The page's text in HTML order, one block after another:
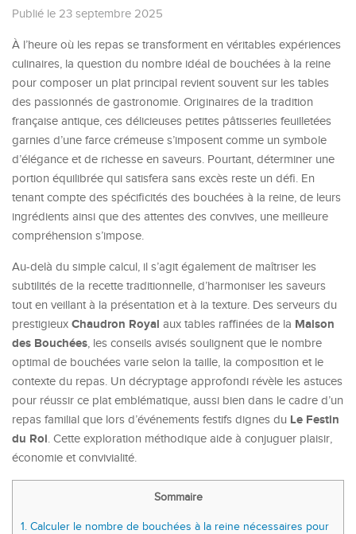
Publié le 23 septembre 2025
À l’heure où les repas se transforment en véritables expériences
culinaires, la question du nombre idéal de bouchées à la reine
pour composer un plat principal revient souvent sur les tables
des passionnés de gastronomie. Originaires de la tradition
française antique, ces délicieuses petites pâtisseries feuilletées
garnies d’une farce crémeuse s’imposent comme un symbole
d’élégance et de richesse en saveurs. Pourtant, déterminer une
portion équilibrée qui satisfera sans excès reste un défi. En
tenant compte des spécificités des bouchées à la reine, de leurs
ingrédients ainsi que des attentes des convives, une meilleure
compréhension s’impose.
Au-delà du simple calcul, il s’agit également de maîtriser les
subtilités de la recette traditionnelle, d’harmoniser les saveurs
tout en veillant à la présentation et à la texture. Des serveurs du
prestigieux Chaudron Royal aux tables raffinées de la Maison
des Bouchées, les conseils avisés soulignent que le nombre
optimal de bouchées varie selon la taille, la composition et le
contexte du repas. Un décryptage approfondi révèle les astuces
pour réussir ce plat emblématique, aussi bien dans le cadre d’un
repas familial que lors d’événements festifs dignes du Le Festin
du Roi. Cette exploration méthodique aide à conjuguer plaisir,
économie et convivialité.
Sommaire
1. Calculer le nombre de bouchées à la reine nécessaires pour